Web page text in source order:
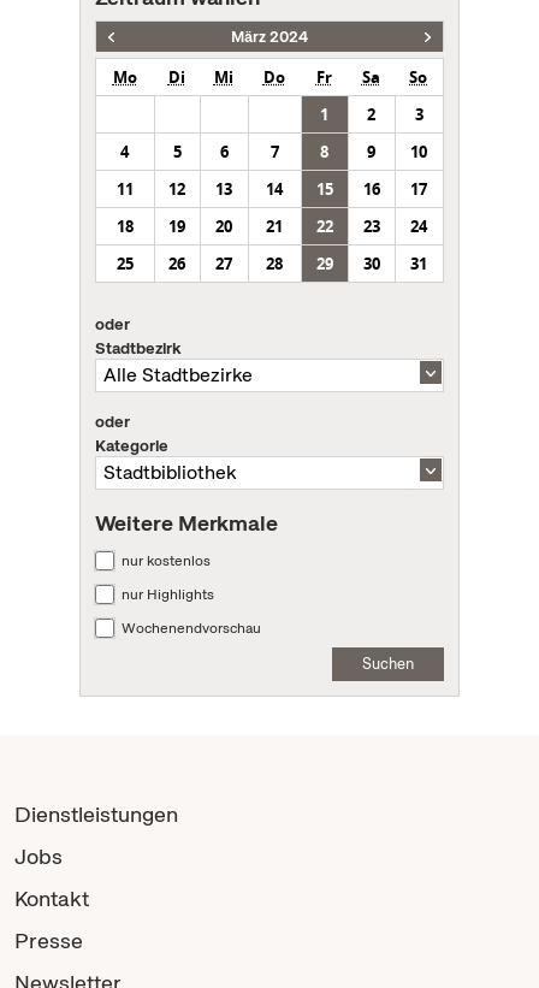
März 2024
Mo Di Mi Do Fr Sa
So
1
2
3
4
5 6 7 8 9
10
11
12 13 14 15 16
17
18
19 20 21 22 23
24
25
26 27 28 29 30 31
oder
Stadtbezirk
oder
Kategorie
Weitere Merkmale
nur kostenlos
nur Highlights
Wochenendvorschau
Suchen
Dienstleistungen
Jobs
Kontakt
Presse